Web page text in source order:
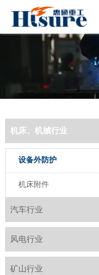
机床、机械行业
设备外防护
机床附件
汽车行业
风电行业
矿山行业